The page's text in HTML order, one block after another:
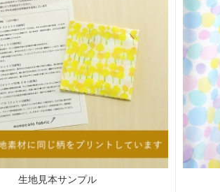
生地見本サンプル